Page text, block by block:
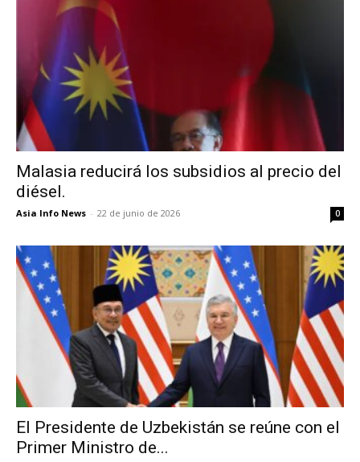
Malasia reducirá los subsidios al precio del
diésel.
Asia Info News - 22 de junio de 2026 0
El Presidente de Uzbekistán se reúne con el
Primer Ministro de...